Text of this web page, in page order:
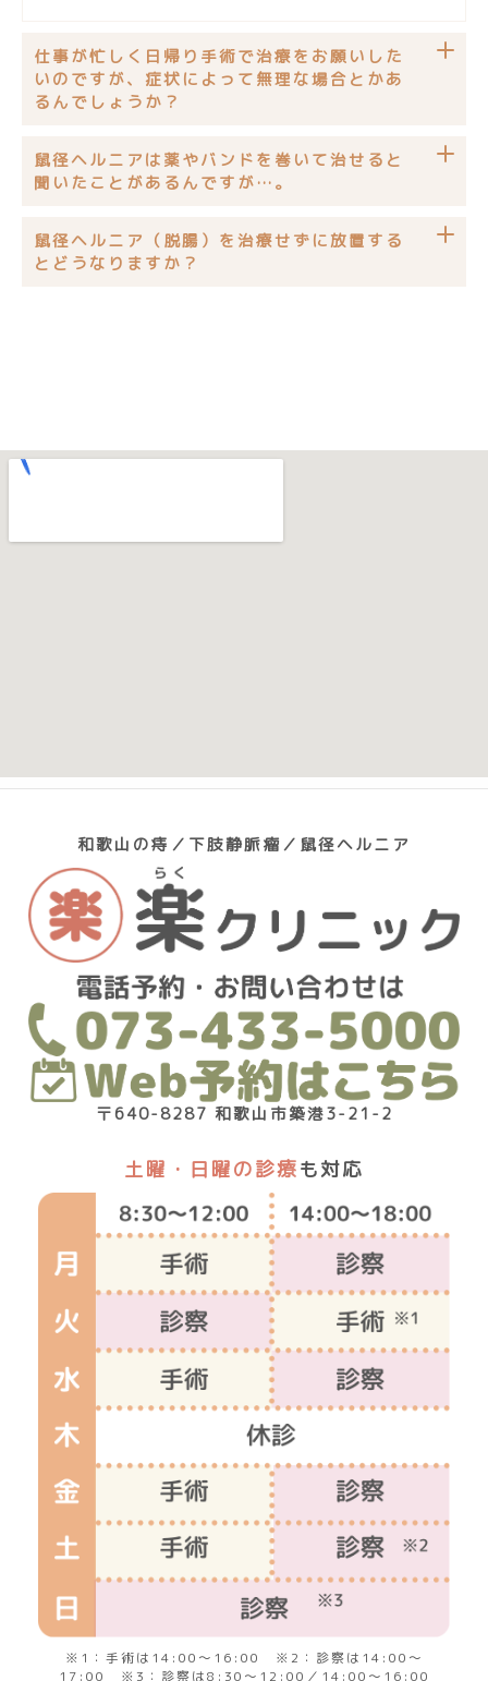
仕事が忙しく日帰り手術で治療をお願いした
いのですが、症状によって無理な場合とかあ
るんでしょうか？
鼠径ヘルニアは薬やバンドを巻いて治せると
聞いたことがあるんですが…。
鼠径ヘルニア（脱腸）を治療せずに放置する
とどうなりますか？
和歌山の痔／下肢静脈瘤／鼠径ヘルニア
〒640-8287 和歌山市築港3-21-2
土曜・日曜の診療も対応
※1：手術は14:00～16:00 ※2：診察は14:00～
17:00 ※3：診察は8:30～12:00／14:00～16:00